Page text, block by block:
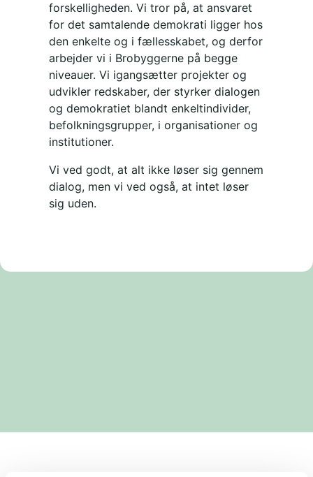
forskelligheden. Vi tror på, at ansvaret
for det samtalende demokrati ligger hos
den enkelte og i fællesskabet, og derfor
arbejder vi i Brobyggerne på begge
niveauer. Vi igangsætter projekter og
udvikler redskaber, der styrker dialogen
og demokratiet blandt enkeltindivider,
befolkningsgrupper, i organisationer og
institutioner.
Vi ved godt, at alt ikke løser sig gennem
dialog, men vi ved også, at intet løser
sig uden.